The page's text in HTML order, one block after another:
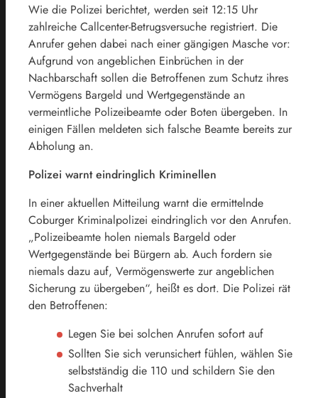
Wie die Polizei berichtet, werden seit 12:15 Uhr
zahlreiche Callcenter-Betrugsversuche registriert. Die
Anrufer gehen dabei nach einer gängigen Masche vor:
Aufgrund von angeblichen Einbrüchen in der
Nachbarschaft sollen die Betroffenen zum Schutz ihres
Vermögens Bargeld und Wertgegenstände an
vermeintliche Polizeibeamte oder Boten übergeben. In
einigen Fällen meldeten sich falsche Beamte bereits zur
Abholung an.
Polizei warnt eindringlich Kriminellen
In einer aktuellen Mitteilung warnt die ermittelnde
Coburger Kriminalpolizei eindringlich vor den Anrufen.
„Polizeibeamte holen niemals Bargeld oder
Wertgegenstände bei Bürgern ab. Auch fordern sie
niemals dazu auf, Vermögenswerte zur angeblichen
Sicherung zu übergeben“, heißt es dort. Die Polizei rät
den Betroffenen:
Legen Sie bei solchen Anrufen sofort auf
Sollten Sie sich verunsichert fühlen, wählen Sie
selbstständig die 110 und schildern Sie den
Sachverhalt